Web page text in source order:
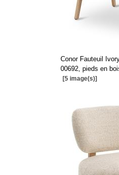
Conor Fauteuil
00692, pieds en
[5 image(s)]